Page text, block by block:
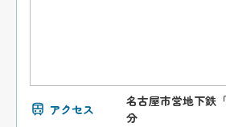
アクセス
名古屋市営地下鉄
分